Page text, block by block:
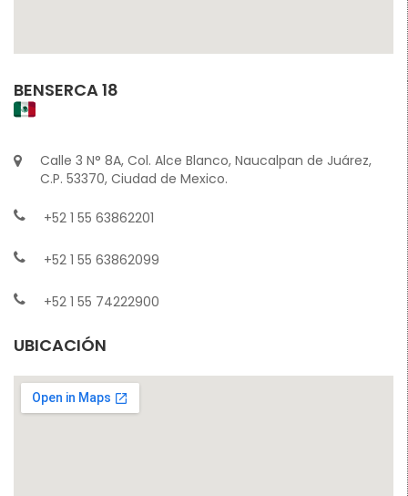
BENSERCA 18
Calle 3 N° 8A, Col. Alce Blanco, Naucalpan de Juárez,
C.P. 53370, Ciudad de Mexico.
+52 1 55 63862201
+52 1 55 63862099
+52 1 55 74222900
UBICACIÓN